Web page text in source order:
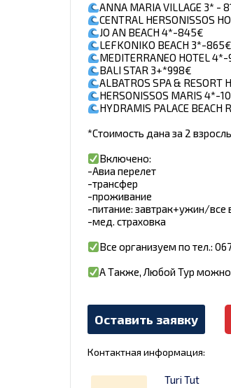
ANNA MARIA VILLAGE 3* -
CENTRAL HERSONISSOS
JO AN BEACH 4*-845€
LEFKONIKO BEACH 3*-865€
MEDITERRANEO HOTEL
BALI STAR 3+*998€
ALBATROS SPA & RESORT
HERSONISSOS MARIS 4*-
HYDRAMIS PALACE BEACH
*Стоимость дана за 2
Включено:
-Авиа перелет
-трансфер
-проживание
-питание: завтрак+ужин/все
-мед. страховка
Все организуем по тел.:
А Также, Любой Тур можно
Оставить заявку
Контактная информация:
Turi Tut